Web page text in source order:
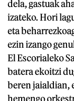
dela, gastuak
izateko. Hori
eta
ezin izango
El Escorialeko
batera ekoitzi
beren jaialdian,
hemengo